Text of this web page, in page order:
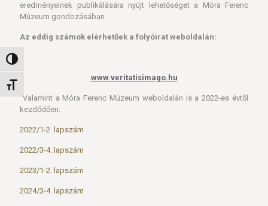
Nagy kontraszt váltása
Betűméret váltása
eredményeinek publikálására nyújt lehetőséget a Móra Ferenc
Múzeum gondozásában.
Az eddig számok elérhetőek a folyóirat weboldalán:
www.veritatisimago.hu
Valamint a Móra Ferenc Múzeum weboldalán is a 2022-es évtől
kezdődően:
2022/1-2. lapszám
2022/3-4. lapszám
2023/1-2. lapszám
2024/3-4. lapszám